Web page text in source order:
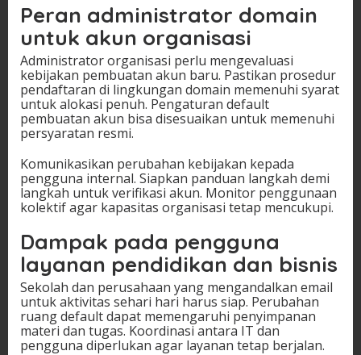
Peran administrator domain
untuk akun organisasi
Administrator organisasi perlu mengevaluasi
kebijakan pembuatan akun baru. Pastikan prosedur
pendaftaran di lingkungan domain memenuhi syarat
untuk alokasi penuh. Pengaturan default
pembuatan akun bisa disesuaikan untuk memenuhi
persyaratan resmi.
Komunikasikan perubahan kebijakan kepada
pengguna internal. Siapkan panduan langkah demi
langkah untuk verifikasi akun. Monitor penggunaan
kolektif agar kapasitas organisasi tetap mencukupi.
Dampak pada pengguna
layanan pendidikan dan bisnis
Sekolah dan perusahaan yang mengandalkan email
untuk aktivitas sehari hari harus siap. Perubahan
ruang default dapat memengaruhi penyimpanan
materi dan tugas. Koordinasi antara IT dan
pengguna diperlukan agar layanan tetap berjalan.